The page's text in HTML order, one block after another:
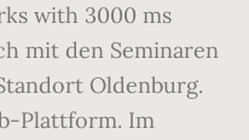
with 3000 ms
mit den Seminaren
Oldenburg.
Plattform. Im